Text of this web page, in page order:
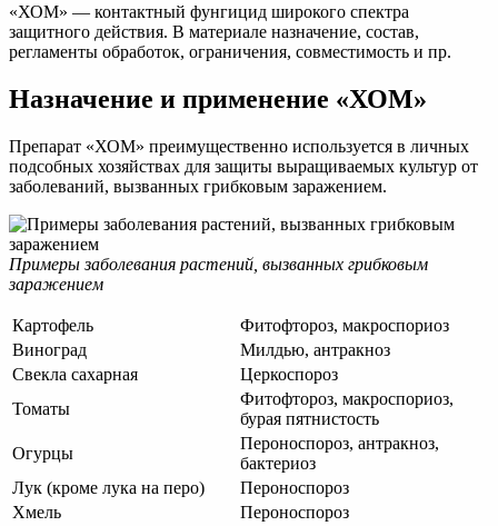
«ХОМ» — контактный фунгицид широкого спектра
защитного действия. В материале назначение, состав,
регламенты обработок, ограничения, совместимость и пр.
Назначение и применение «ХОМ»
Препарат «ХОМ» преимущественно используется в личных
подсобных хозяйствах для защиты выращиваемых культур от
заболеваний, вызванных грибковым заражением.
Примеры заболевания растений, вызванных грибковым
заражением
Картофель
Фитофтороз, макроспориоз
Виноград
Милдью, антракноз
Свекла сахарная
Церкоспороз
Томаты
Фитофтороз, макроспориоз,
бурая пятнистость
Огурцы
Пероноспороз, антракноз,
бактериоз
Лук (кроме лука на перо)
Пероноспороз
Хмель
Пероноспороз